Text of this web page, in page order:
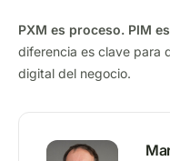
PXM es proceso. PIM
diferencia es clave para
digital del negocio.